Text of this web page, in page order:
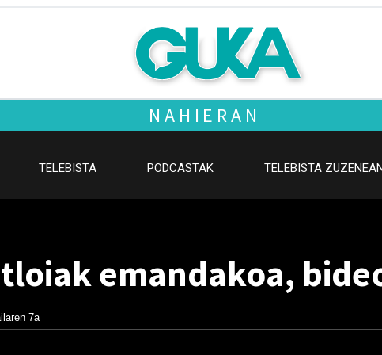
NAHIERAN
TELEBISTA PODCASTAK TELEBISTA ZUZENEAN
emandakoa,
7a